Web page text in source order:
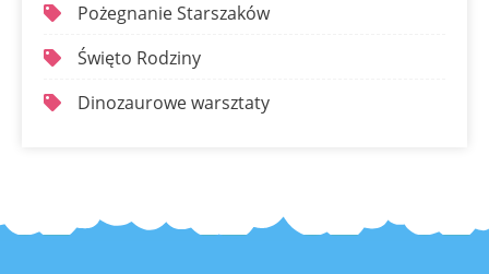
Pożegnanie Starszaków
Święto Rodziny
Dinozaurowe warsztaty